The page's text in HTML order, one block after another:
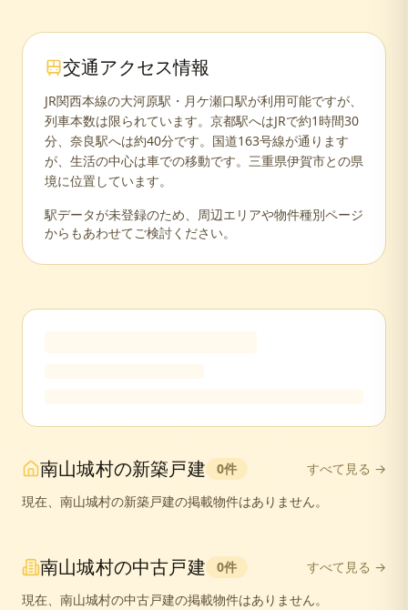
交通アクセス情報
JR関西本線の大河原駅・月ケ瀬口駅が利用可能ですが、
列車本数は限られています。京都駅へはJRで約1時間30
分、奈良駅へは約40分です。国道163号線が通ります
が、生活の中心は車での移動です。三重県伊賀市との県
境に位置しています。
駅データが未登録のため、周辺エリアや物件種別ページ
からもあわせてご検討ください。
南山城村の新築戸建 0件
すべて見る →
現在、 南山城村の新築戸建の掲載物件はありません。
南山城村の中古戸建 0件
すべて見る →
現在、 南山城村の中古戸建の掲載物件はありません。